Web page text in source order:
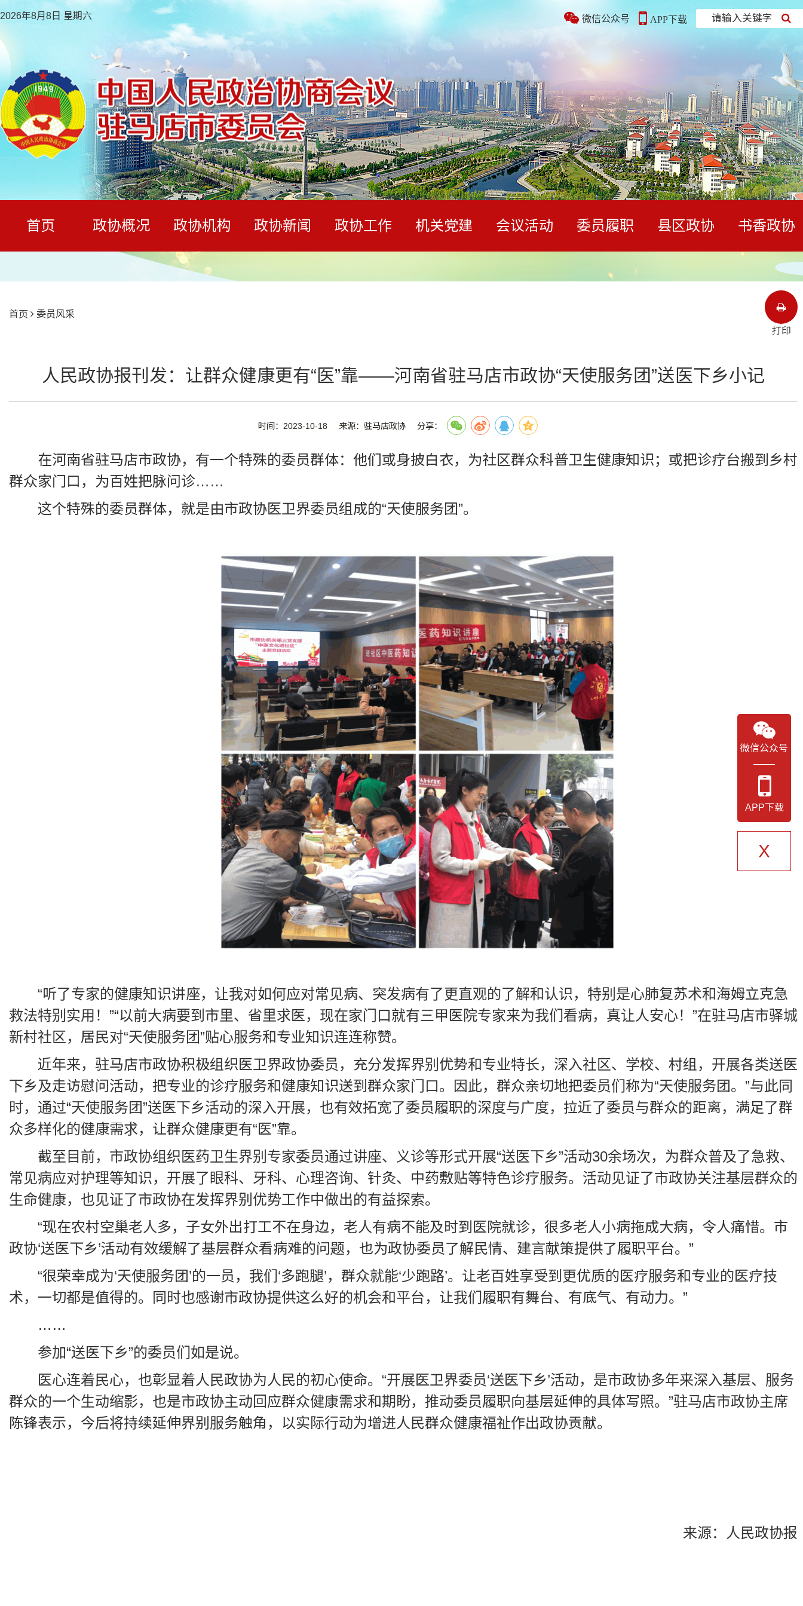
2026年8月8日 星期六 微信公众号 APP下载 请输入关键字
首页 政协概况 政协机构 政协新闻 政协工作 机关党建 会议活动 委员履职 县区政协 书香政协
首页
委员风采
打印
人民政协报刊发：让群众健康更有“医”靠——河南省驻马店市政协“天使服务团”送医下乡小记
时间：2023-10-18 来源：驻马店政协 分享：
在河南省驻马店市政协，有一个特殊的委员群体：他们或身披白衣，为社区群众科普卫生健康知识；或把诊疗台搬到乡村
群众家门口，为百姓把脉问诊……
这个特殊的委员群体，就是由市政协医卫界委员组成的“天使服务团”。
“听了专家的健康知识讲座，让我对如何应对常见病、突发病有了更直观的了解和认识，特别是心肺复苏术和海姆立克急
救法特别实用！”“以前大病要到市里、省里求医，现在家门口就有三甲医院专家来为我们看病，真让人安心！”在驻马店市驿城
新村社区，居民对“天使服务团”贴心服务和专业知识连连称赞。
近年来，驻马店市政协积极组织医卫界政协委员，充分发挥界别优势和专业特长，深入社区、学校、村组，开展各类送医
下乡及走访慰问活动，把专业的诊疗服务和健康知识送到群众家门口。因此，群众亲切地把委员们称为“天使服务团。”与此同
时，通过“天使服务团”送医下乡活动的深入开展，也有效拓宽了委员履职的深度与广度，拉近了委员与群众的距离，满足了群
众多样化的健康需求，让群众健康更有“医”靠。
截至目前，市政协组织医药卫生界别专家委员通过讲座、义诊等形式开展“送医下乡”活动30余场次，为群众普及了急救、
常见病应对护理等知识，开展了眼科、牙科、心理咨询、针灸、中药敷贴等特色诊疗服务。活动见证了市政协关注基层群众的
生命健康，也见证了市政协在发挥界别优势工作中做出的有益探索。
“现在农村空巢老人多，子女外出打工不在身边，老人有病不能及时到医院就诊，很多老人小病拖成大病，令人痛惜。市
政协‘送医下乡’活动有效缓解了基层群众看病难的问题，也为政协委员了解民情、建言献策提供了履职平台。”
“很荣幸成为‘天使服务团’的一员，我们‘多跑腿’，群众就能‘少跑路’。让老百姓享受到更优质的医疗服务和专业的医疗技
术，一切都是值得的。同时也感谢市政协提供这么好的机会和平台，让我们履职有舞台、有底气、有动力。”
……
参加“送医下乡”的委员们如是说。
医心连着民心，也彰显着人民政协为人民的初心使命。“开展医卫界委员‘送医下乡’活动，是市政协多年来深入基层、服务
群众的一个生动缩影，也是市政协主动回应群众健康需求和期盼，推动委员履职向基层延伸的具体写照。”驻马店市政协主席
陈锋表示，今后将持续延伸界别服务触角，以实际行动为增进人民群众健康福祉作出政协贡献。
来源：人民政协报
微信公众号
APP下载
X